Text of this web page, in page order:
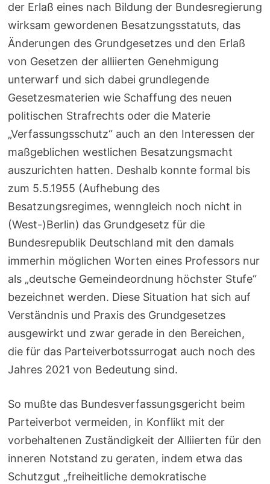
der Erlaß eines nach Bildung der Bundesregierung
wirksam gewordenen Besatzungsstatuts, das
Änderungen des Grundgesetzes und den Erlaß
von Gesetzen der alliierten Genehmigung
unterwarf und sich dabei grundlegende
Gesetzesmaterien wie Schaffung des neuen
politischen Strafrechts oder die Materie
„Verfassungsschutz“ auch an den Interessen der
maßgeblichen westlichen Besatzungsmacht
auszurichten hatten. Deshalb konnte formal bis
zum 5.5.1955 (Aufhebung des
Besatzungsregimes, wenngleich noch nicht in
(West-)Berlin) das Grundgesetz für die
Bundesrepublik Deutschland mit den damals
immerhin möglichen Worten eines Professors nur
als „deutsche Gemeindeordnung höchster Stufe“
bezeichnet werden. Diese Situation hat sich auf
Verständnis und Praxis des Grundgesetzes
ausgewirkt und zwar gerade in den Bereichen,
die für das Parteiverbotssurrogat auch noch des
Jahres 2021 von Bedeutung sind.
So mußte das Bundesverfassungsgericht beim
Parteiverbot vermeiden, in Konflikt mit der
vorbehaltenen Zuständigkeit der Alliierten für den
inneren Notstand zu geraten, indem etwa das
Schutzgut „freiheitliche demokratische